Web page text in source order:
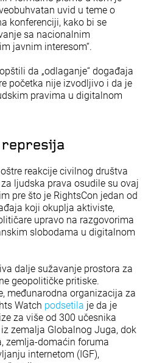
uvid u teme o
konferenciji, kako bi se
sa nacionalnim
javnim interesom“.
da „odlaganje“ događaja
početka nije izvodljivo i da je
pravima u digitalnom
represija
reakcije civilnog društva
ljudska prava osudile su ovaj
pre što je RightsCon jedan od
koji okuplja aktiviste,
upravo na razgovorima
slobodama u digitalnom
dalje sužavanje prostora za
geopolitičke pritiske.
međunarodna organizacija za
Watch podsetila je da je
za više od 300 učesnika
zemalja Globalnog Juga, dok
zemlja-domaćin foruma
internetom (IGF),